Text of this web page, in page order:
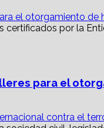
el otorgamiento de
para el
contra el